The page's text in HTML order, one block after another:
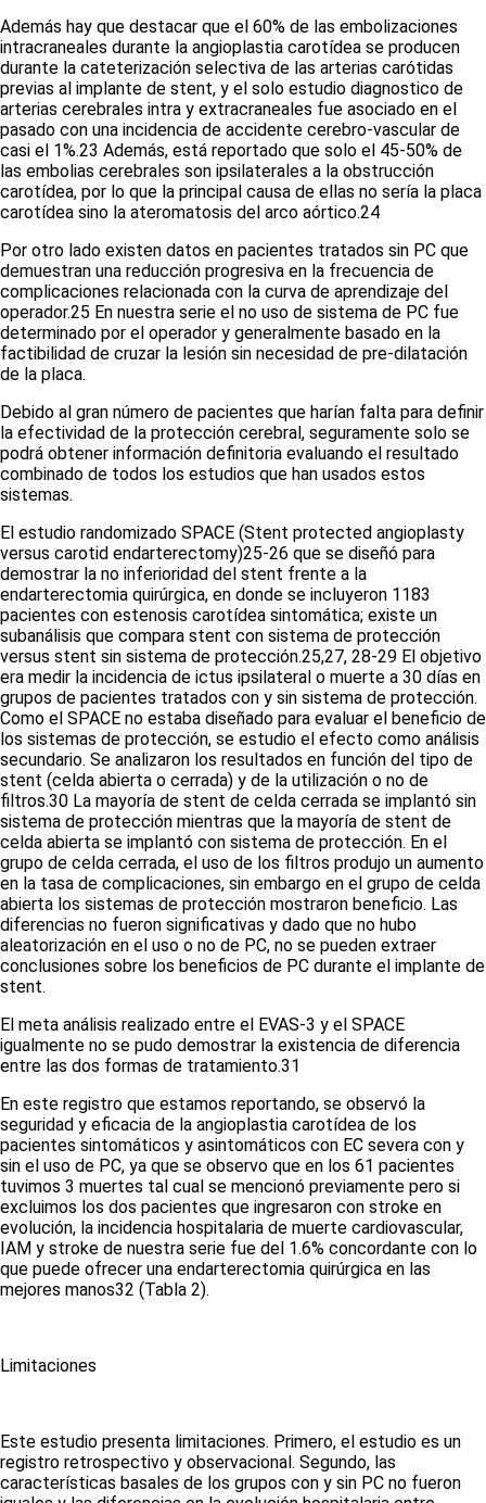
Además hay que destacar que el 60% de las embolizaciones
intracraneales durante la angioplastia carotídea se producen
durante la cateterización selectiva de las arterias carótidas
previas al implante de stent, y el solo estudio diagnostico de
arterias cerebrales intra y extracraneales fue asociado en el
pasado con una incidencia de accidente cerebro-vascular de
casi el 1%.23 Además, está reportado que solo el 45-50% de
las embolias cerebrales son ipsilaterales a la obstrucción
carotídea, por lo que la principal causa de ellas no sería la placa
carotídea sino la ateromatosis del arco aórtico.24
Por otro lado existen datos en pacientes tratados sin PC que
demuestran una reducción progresiva en la frecuencia de
complicaciones relacionada con la curva de aprendizaje del
operador.25 En nuestra serie el no uso de sistema de PC fue
determinado por el operador y generalmente basado en la
factibilidad de cruzar la lesión sin necesidad de pre-dilatación
de la placa.
Debido al gran número de pacientes que harían falta para definir
la efectividad de la protección cerebral, seguramente solo se
podrá obtener información definitoria evaluando el resultado
combinado de todos los estudios que han usados estos
sistemas.
El estudio randomizado SPACE (Stent protected angioplasty
versus carotid endarterectomy)25-26 que se diseñó para
demostrar la no inferioridad del stent frente a la
endarterectomia quirúrgica, en donde se incluyeron 1183
pacientes con estenosis carotídea sintomática; existe un
subanálisis que compara stent con sistema de protección
versus stent sin sistema de protección.25,27, 28-29 El objetivo
era medir la incidencia de ictus ipsilateral o muerte a 30 días en
grupos de pacientes tratados con y sin sistema de protección.
Como el SPACE no estaba diseñado para evaluar el beneficio de
los sistemas de protección, se estudio el efecto como análisis
secundario. Se analizaron los resultados en función del tipo de
stent (celda abierta o cerrada) y de la utilización o no de
filtros.30 La mayoría de stent de celda cerrada se implantó sin
sistema de protección mientras que la mayoría de stent de
celda abierta se implantó con sistema de protección. En el
grupo de celda cerrada, el uso de los filtros produjo un aumento
en la tasa de complicaciones, sin embargo en el grupo de celda
abierta los sistemas de protección mostraron beneficio. Las
diferencias no fueron significativas y dado que no hubo
aleatorización en el uso o no de PC, no se pueden extraer
conclusiones sobre los beneficios de PC durante el implante de
stent.
El meta análisis realizado entre el EVAS-3 y el SPACE
igualmente no se pudo demostrar la existencia de diferencia
entre las dos formas de tratamiento.31
En este registro que estamos reportando, se observó la
seguridad y eficacia de la angioplastia carotídea de los
pacientes sintomáticos y asintomáticos con EC severa con y
sin el uso de PC, ya que se observo que en los 61 pacientes
tuvimos 3 muertes tal cual se mencionó previamente pero si
excluimos los dos pacientes que ingresaron con stroke en
evolución, la incidencia hospitalaria de muerte cardiovascular,
IAM y stroke de nuestra serie fue del 1.6% concordante con lo
que puede ofrecer una endarterectomia quirúrgica en las
mejores manos32 (Tabla 2).
Limitaciones
Este estudio presenta limitaciones. Primero, el estudio es un
registro retrospectivo y observacional. Segundo, las
características basales de los grupos con y sin PC no fueron